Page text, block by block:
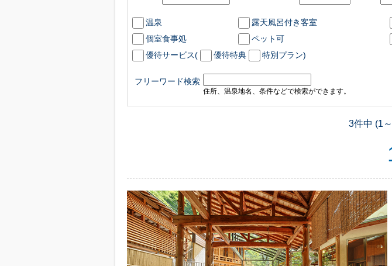
温泉 露天風呂付き客室
個室食事処
ペット可
優待サービス(
優待特典 特別プラン)
フリーワード検索
住所、温泉地名、条件などで検索ができます。
3件中 (1